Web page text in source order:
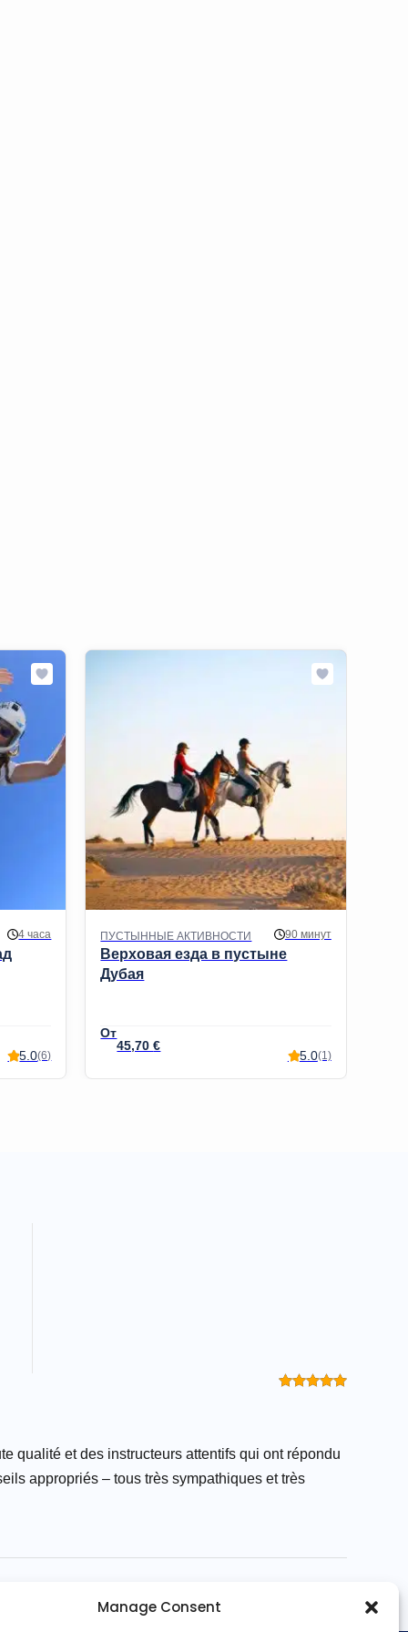
Manage Consent
4 часа
5.0(6)
ПУСТЫННЫЕ АКТИВНОСТИ 90 минут
Верховая езда в пустыне
Дубая
45,70€
5.0(1)
qualité et des instructeurs attentifs qui ont répondu
appropriés – tous très sympathiques et très